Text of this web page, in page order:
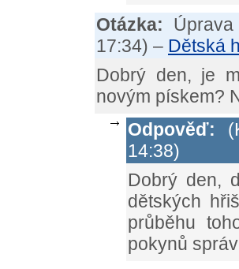
Otázka:
17:34) – Dětská
Dobrý den, je
novým pískem?
Odpověď:
14:38)
Dobrý den,
dětských
průběhu
pokynů